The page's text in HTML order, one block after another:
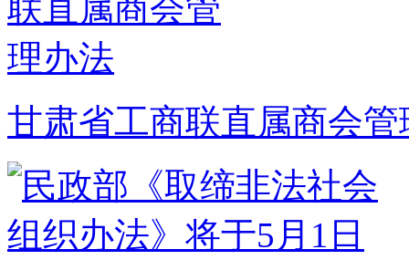
甘肃省工商联直属商会管